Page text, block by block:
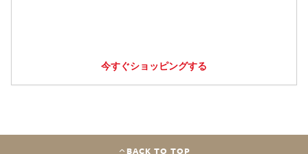
今すぐショッピングする
BACK TO TOP